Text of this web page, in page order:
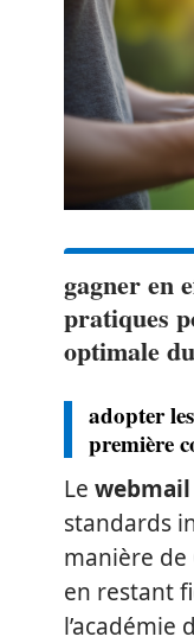
gagner en
pratiques
optimale
adopter
première
Le webmail
standards
manière
en restant
l’académie